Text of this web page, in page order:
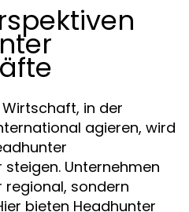
in der
agieren, wird
Unternehmen
regional, sondern
bieten Headhunter